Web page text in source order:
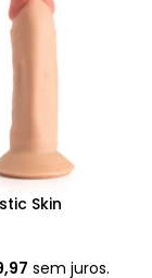
Skin
18,5 x 4cm –
sem juros.